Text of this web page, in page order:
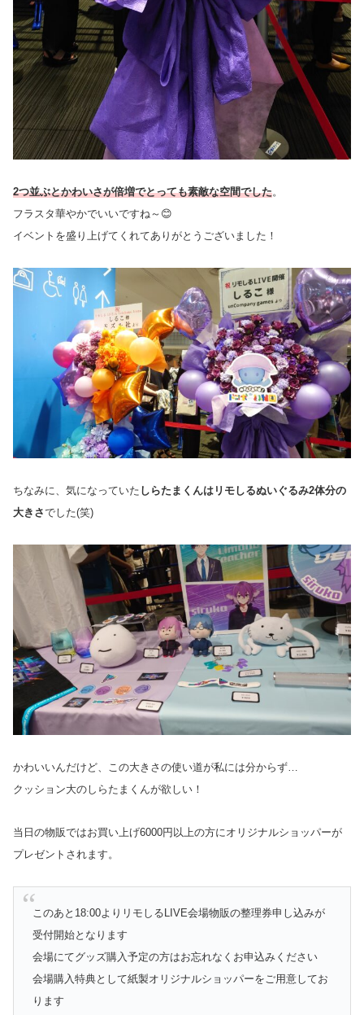
2つ並ぶとかわいさが倍増でとっても素敵な空間でした。
フラスタ華やかでいいですね～😊
イベントを盛り上げてくれてありがとうございました！
ちなみに、気になっていた しらたまくんはリモしるぬいぐるみ2体分の
大きさでした(笑)
かわいいんだけど、この大きさの使い道が私には分からず…
クッション大のしらたまくんが欲しい！
当日の物販ではお買い上げ6000円以上の方にオリジナルショッパーが
プレゼントされます。
このあと18:00よりリモしるLIVE会場物販の整理券申し込みが
受付開始となります
会場にてグッズ購入予定の方はお忘れなくお申込みください
会場購入特典として紙製オリジナルショッパーをご用意してお
ります